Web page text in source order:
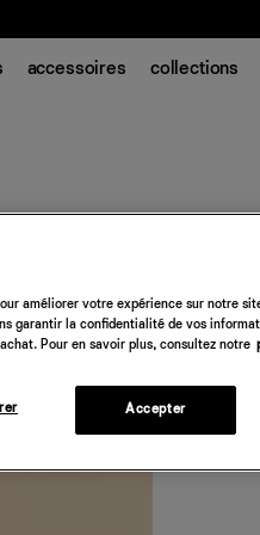
accessoires collections
Petites
298 €
améliorer votre expérience sur notre
garantir la confidentialité de vos
Pour en savoir plus, consultez notre
Accepter